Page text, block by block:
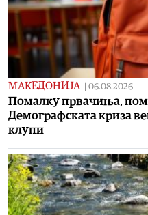
МАКЕДОНИЈА 06.08.2026
Помалку првачиња,
Демографската криза
клупи